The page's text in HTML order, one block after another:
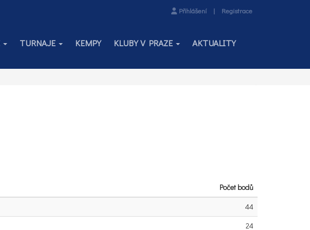
Přihlášení | Registrace
TURNAJE KEMPY KLUBY V PRAZE AKTUALITY
Počet bodů
44
24